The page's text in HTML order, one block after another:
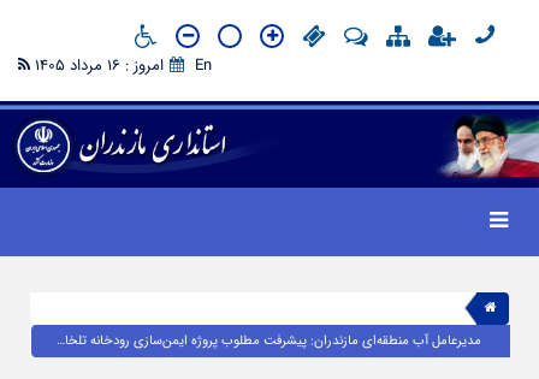
En امروز : 16 مرداد 1405
مدیرعامل آب منطقه‌ای مازندران: پیشرفت‌ مطلوب پروژه ایمن‌سازی رودخانه تلخاب آمل